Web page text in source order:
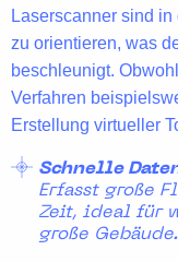
Laserscanner sind in
zu orientieren, was
beschleunigt.
Verfahren
Erstellung virtueller
Schnelle
Erfasst große
Zeit, ideal für
große Gebäude.